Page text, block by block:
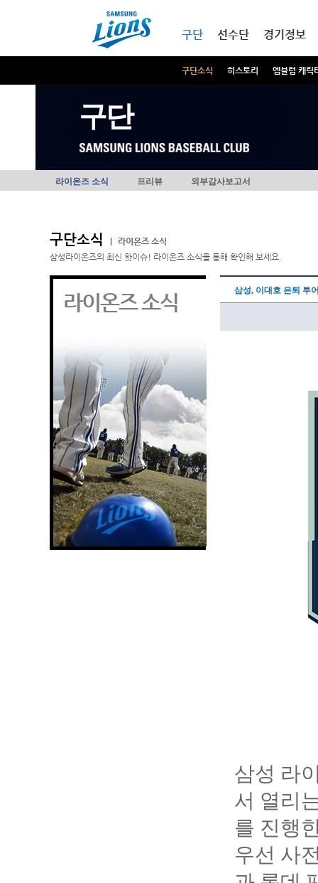
구단
구단소식 히스토리 엠블럼 캐릭
선수단 경기정보
구단
라이온즈 소식 프리뷰 외부감사보고서
구단소식
라이온즈 소식
삼성라이온즈의 최신 핫이슈! 라이온즈 소식을 통해 확인해 보세요.
라이온즈 소식 삼성, 이대호 은퇴 투
삼성 라
서 열리
를 진행
우선 사